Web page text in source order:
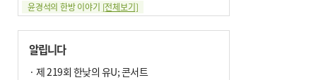
윤경석의 한방 이야기 [전체보기]
땀 멈추려 하지 말고 원인부터 찾아야
손 떨림, 늙음 증거일까 질병 신호일까
윤화정의 한방 이야기
냉기 직접 닿으면 ‘구안와사’ 위험
알립니다
· 제 219회 한낮의 유U; 콘서트